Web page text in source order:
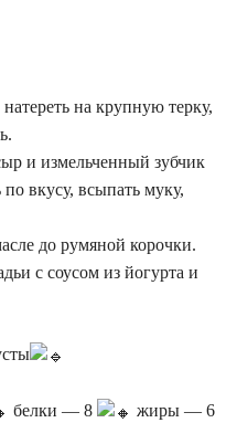
на крупную терку,
и измельченный зубчик
вкусу, всыпать муку,
до румяной корочки.
с соусом из йогурта и
белки — 8
жиры — 6